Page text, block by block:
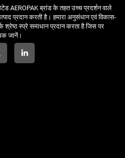
AEROPAK ब्रांड के तहत उच्च प्रदर्शन वाले
प्रदान करती है। हमारा अनुसंधान एवं विकास-
श्रेष्ठ स्प्रे समाधान प्रदान करता है जिस पर
जानें।